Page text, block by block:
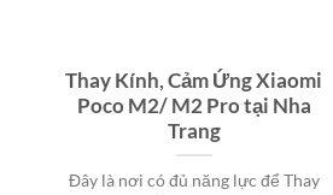
Thay Kính, Cảm Ứng Xiaomi
Poco M2/ M2 Pro tại Nha
Trang
Đây là nơi có đủ năng lực để Thay